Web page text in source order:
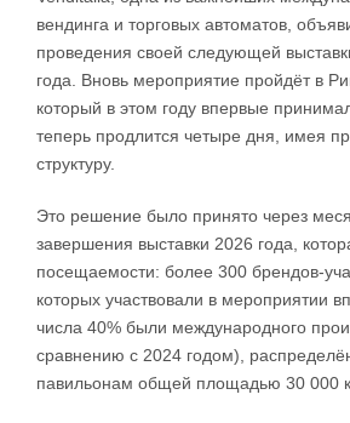
вендинга и торговых автоматов,
проведения своей следующей
года. Вновь мероприятие пройдёт в
который в этом году впервые
теперь продлится четыре дня, имея
структуру.
Это решение было принято через
завершения выставки 2026 года,
посещаемости: более 300 брендов-
которых участвовали в мероприятии
числа 40% были международного
сравнению с 2024 годом),
павильонам общей площадью 30 000